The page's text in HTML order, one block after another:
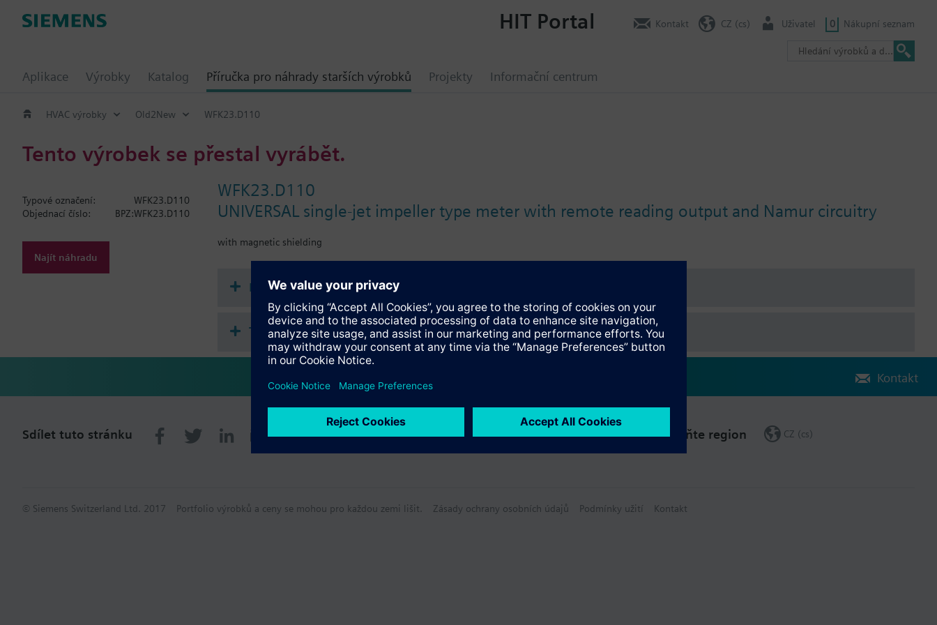
Aplikace Výrobky Katalog Příručka pro náhrady starších výrobků Projekty Informační centrum
HIT Portal Kontakt CZ (cs) Uživatel 0 Nákupní seznam
HVAC výrobky Old2New WFK23.D110
Tento výrobek se přestal vyrábět.
WFK23.D110
UNIVERSAL single-jet impeller type meter with remote reading output and Namur circuitry
with magnetic shielding
Typové označení:
WFK23.D110
Objednací číslo:
BPZ:WFK23.D110
Najít náhradu
Dokumentace
Technické údaje
Kontakt
Sdílet tuto stránku Změňte region CZ (cs)
© Siemens Switzerland Ltd. 2017 Portfolio výrobků a ceny se mohou pro každou zemi lišit. Zásady ochrany osobních údajů Podmínky užití Kontakt